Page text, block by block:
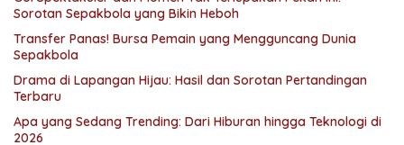
Sorotan Sepakbola yang Bikin Heboh
Transfer Panas! Bursa Pemain yang Mengguncang Dunia
Sepakbola
Drama di Lapangan Hijau: Hasil dan Sorotan Pertandingan
Terbaru
Apa yang Sedang Trending: Dari Hiburan hingga Teknologi di
2026